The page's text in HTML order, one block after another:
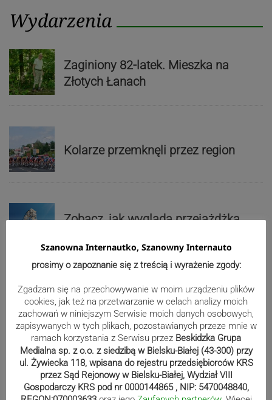
Wydarzenia
Zaginiony 82-latek. Mieszka na
Złotych Łanach
Kolarze przemknęli przez region
Zobacz, jak wygląda przejażdżka
Znikają zabudowania dawnego,
cieszyńskiego „Lasu”. Ruszyła
rozbiórka poprzemysłowego terenu
Niewidzialne klatki. Gdy nawyk staje
się więzieniem umysłu
Szanowna Internautko, Szanowny Internauto
prosimy o zapoznanie się z treścią i wyrażenie zgody:
Zgadzam się na przechowywanie w moim urządzeniu plików
cookies, jak też na przetwarzanie w celach analizy moich
zachowań w niniejszym Serwisie moich danych osobowych,
zapisywanych w tych plikach, pozostawianych przeze mnie w
ramach korzystania z Serwisu przez Beskidzka Grupa
Medialna sp. z o.o. z siedzibą w Bielsku-Białej (43-300) przy
ul. Żywiecka 118, wpisana do rejestru przedsiębiorców KRS
przez Sąd Rejonowy w Bielsku-Białej, Wydział VIII
Gospodarczy KRS pod nr 0000144865 , NIP: 5470048840,